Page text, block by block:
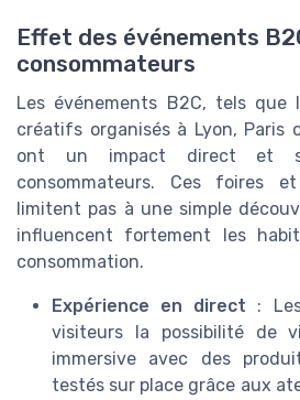
Effet des événements
consommateurs
Les événements B2C, tels que
créatifs organisés à Lyon, Paris
ont un impact direct et
consommateurs. Ces foires
limitent pas à une simple
influencent fortement les
consommation.
Expérience en direct :
visiteurs la possibilité de
immersive avec des
testés sur place grâce aux